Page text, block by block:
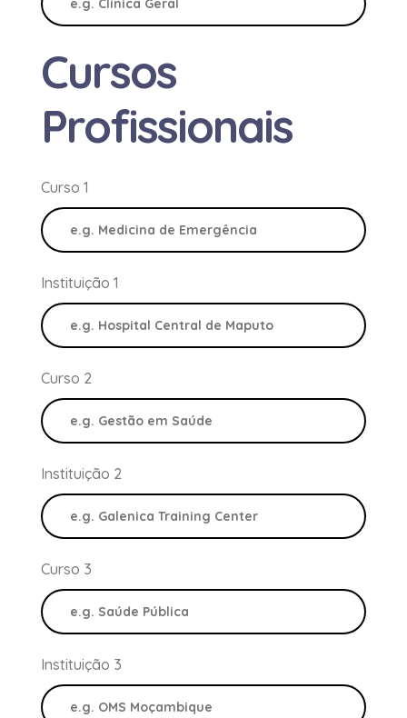
Cursos
Profissionais
Curso 1
Instituição 1
Curso 2
Instituição 2
Curso 3
Instituição 3